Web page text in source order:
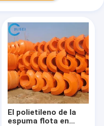
El polietileno de la
espuma flota en